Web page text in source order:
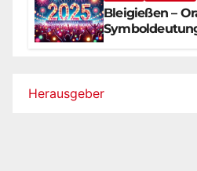
Bleigießen –
Herausgeber